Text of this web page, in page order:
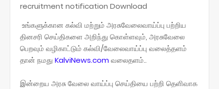
recruitment notification Download
உங்களுக்கான கல்வி மற்றும் அரசுவேலைவாய்ப்பு பற்றிய
தினசரி செய்திகளை அறிந்து கொள்ளவும், அரசுவேலை
பெறவும் வழிகாட்டும் கல்வி/வேலைவாய்ப்பு வலைத்தளம்
தான் நமது KalviNews.comவலைதளம்..
இன்றைய அரசு வேலை வாய்ப்பு செய்தியை பற்றி தெளிவாக